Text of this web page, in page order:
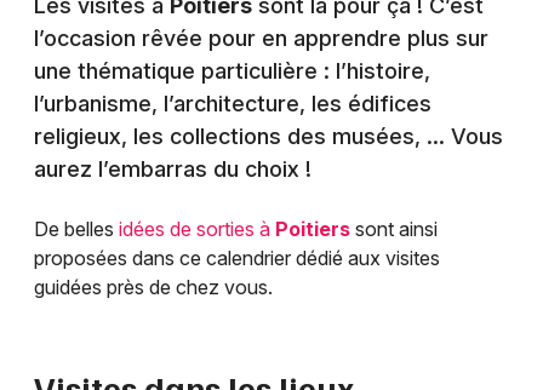
Les visites à Poitiers sont là pour ça ! C’est
l’occasion rêvée pour en apprendre plus sur
une thématique particulière : l’histoire,
l’urbanisme, l’architecture, les édifices
religieux, les collections des musées, … Vous
aurez l’embarras du choix !
De belles idées de sorties à Poitiers sont ainsi
proposées dans ce calendrier dédié aux visites
guidées près de chez vous.